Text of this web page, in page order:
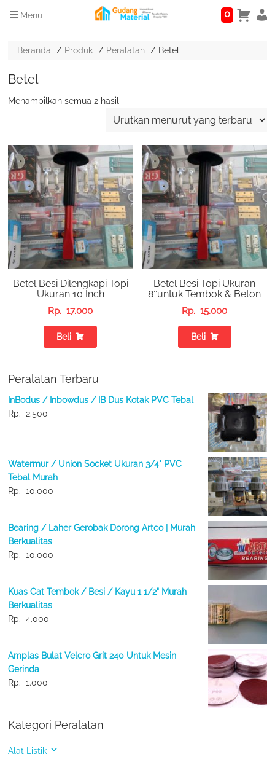
Menu 0
Beranda Produk Peralatan Betel
Betel
Menampilkan semua 2 hasil
Betel Besi Dilengkapi Topi
Ukuran 10 Inch
Rp. 17.000
Beli
Betel Besi Topi Ukuran
8″untuk Tembok & Beton
Rp. 15.000
Beli
Peralatan Terbaru
InBodus / Inbowdus / IB Dus Kotak PVC Tebal
Rp. 2.500
Watermur / Union Socket Ukuran 3/4" PVC
Tebal Murah
Rp. 10.000
Bearing / Laher Gerobak Dorong Artco | Murah
Berkualitas
Rp. 10.000
Kuas Cat Tembok / Besi / Kayu 1 1/2" Murah
Berkualitas
Rp. 4.000
Amplas Bulat Velcro Grit 240 Untuk Mesin
Gerinda
Rp. 1.000
Kategori Peralatan
Alat Listik